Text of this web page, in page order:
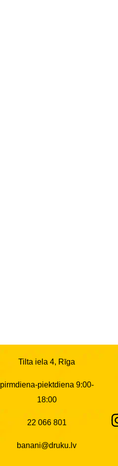
Tilta iela 4, Rīga
pirmdiena-piektdiena 9:00-
18:00
22 066 801
banani@druku.lv